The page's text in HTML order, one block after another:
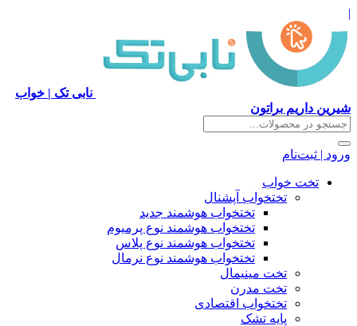
|
نابی تک | خواب
شیرین داریم براتون
ورود | ثبت‌نام
تخت خواب
تختخواب آپشنال
تختخواب هوشمند جدید
تختخواب هوشمند نوع پرمیوم
تختخواب هوشمند نوع پلاس
تختخواب هوشمند نوع نرمال
تخت مینیمال
تخت مدرن
تختخواب اقتصادی
پایه تشک